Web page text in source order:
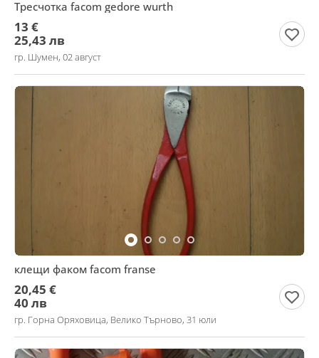
Тресчотка facom gedore wurth
13 €
25,43 лв
гр. Шумен, 02 август
клещи факом facom franse
20,45 €
40 лв
гр. Горна Оряховица, Велико Търново, 31 юли